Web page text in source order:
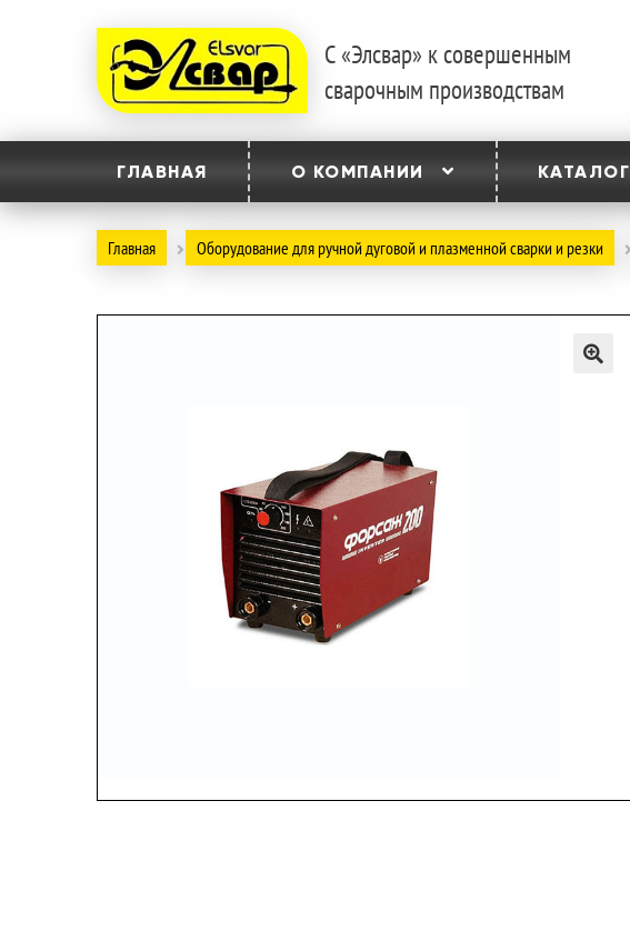
Перейти
к
Перейти
к
С «Элсвар» к совершенным
сварочным производствам
ГЛАВНАЯ О КОМПАНИИ КАТАЛОГ
Главная Оборудование для ручной дуговой и плазменной сварки и резки